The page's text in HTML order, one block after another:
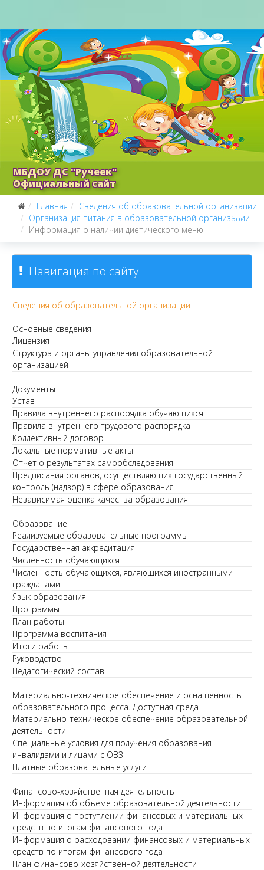
МБДОУ ДС "Ручеек"
Официальный сайт
Главная
Сведения об образовательной организации
Организация питания в образовательной организации
Информация о наличии диетического меню
Навигация по сайту
Сведения об образовательной организации
Основные сведения
Лицензия
Структура и органы управления образовательной
организацией
Документы
Устав
Правила внутреннего распорядка обучающихся
Правила внутреннего трудового распорядка
Коллективный договор
Локальные нормативные акты
Отчет о результатах самообследования
Предписания органов, осуществляющих государственный
контроль (надзор) в сфере образования
Независимая оценка качества образования
Образование
Реализуемые образовательные программы
Государственная аккредитация
Численность обучающихся
Численность обучающихся, являющихся иностранными
гражданами
Язык образования
Программы
План работы
Программа воспитания
Итоги работы
Руководство
Педагогический состав
Материально-техническое обеспечение и оснащенность
образовательного процесса. Доступная среда
Материально-техническое обеспечение образовательной
деятельности
Специальные условия для получения образования
инвалидами и лицами с ОВЗ
Платные образовательные услуги
Финансово-хозяйственная деятельность
Информация об объеме образовательной деятельности
Информация о поступлении финансовых и материальных
средств по итогам финансового года
Информация о расходовании финансовых и материальных
средств по итогам финансового года
План финансово-хозяйственной деятельности